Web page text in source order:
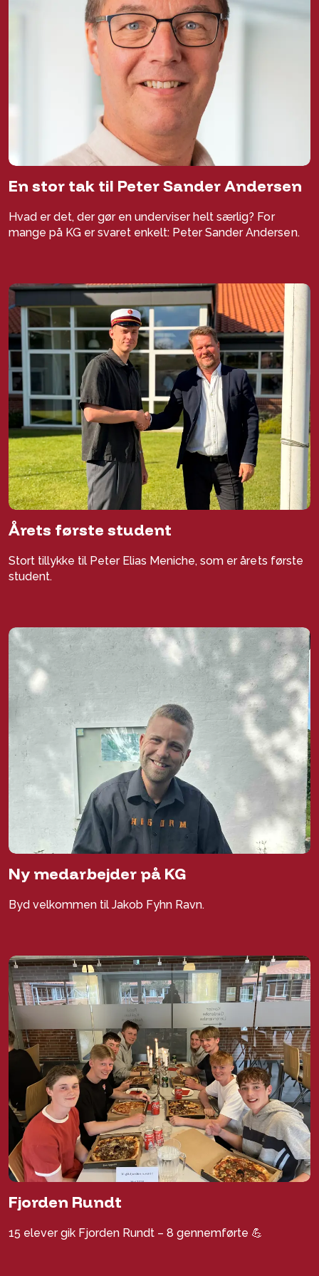
En stor tak til Peter Sander Andersen
Hvad er det, der gør en underviser helt særlig? For
mange på KG er svaret enkelt: Peter Sander Andersen.
Årets første student
Stort tillykke til Peter Elias Meniche, som er årets første
student.
Ny medarbejder på KG
Byd velkommen til Jakob Fyhn Ravn.
Fjorden Rundt
15 elever gik Fjorden Rundt – 8 gennemførte 💪